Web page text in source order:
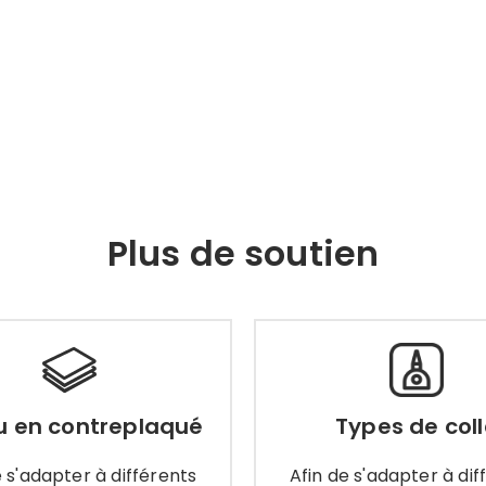
Plus de soutien
en contreplaqué
s'adapter à différents
en contreplaqué
s'adapter à différents
les noyaux de
Types de
Afin de s'adapter à
Types de colle
Afin de s'adapter à
environnements et
nous vous proposons